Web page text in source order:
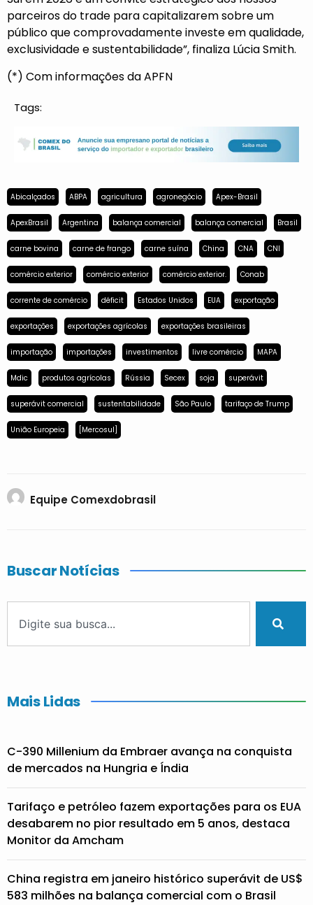
parceiros do trade para capitalizarem sobre um
público que comprovadamente investe em qualidade,
exclusividade e sustentabilidade”, finaliza Lúcia Smith.
(*) Com informações da APFN
Tags:
Abicalçados ABPA agricultura agronegócio Apex-Brasil
ApexBrasil Argentina balança comercial balança comercial Brasil
carne bovina carne de frango carne suína China CNA CNI
comércio exterior comércio exterior comércio exterior. Conab
corrente de comércio déficit Estados Unidos EUA exportação
exportações exportações agrícolas exportações brasileiras
importação importações investimentos livre comércio MAPA
Mdic produtos agrícolas Rússia Secex soja superávit
superávit comercial sustentabilidade São Paulo tarifaço de Trump
União Europeia [Mercosul]
Equipe Comexdobrasil
Buscar Notícias
Mais Lidas
C-390 Millenium da Embraer avança na conquista
de mercados na Hungria e Índia
Tarifaço e petróleo fazem exportações para os EUA
desabarem no pior resultado em 5 anos, destaca
Monitor da Amcham
China registra em janeiro histórico superávit de US$
583 milhões na balança comercial com o Brasil